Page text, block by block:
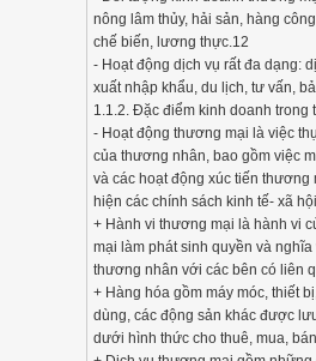
nông lâm thủy, hải sản, hàng
chế biến, lương thực.12
- Hoạt động dịch vụ rất đa dạng:
xuất nhập khẩu, du lịch, tư vấn,
1.1.2. Đặc điểm kinh doanh trong
- Hoạt động thương mại là việc
của thương nhân, bao gồm việc
và các hoạt động xúc tiến
hiện các chính sách kinh tế- xã
+ Hành vi thương mại là hành vi
mại làm phát sinh quyền và
thương nhân với các bên có liên
+ Hàng hóa gồm máy móc, thiết
dùng, các động sản khác được
dưới hình thức cho thuê, mua,